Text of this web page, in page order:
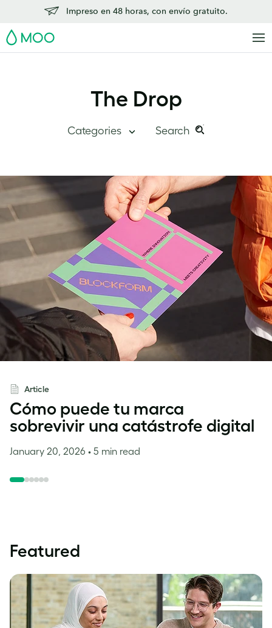
Impreso en 48 horas, con envío gratuito.
MOO
The Drop
Categories Search
The Drop
Visión global
Descubre MOO
Historias de éxito
Inspiración
thisSearch
Article
Cómo puede tu marca
sobrevivir una catástrofe digital
January 20, 2026 • 5 min read
Featured